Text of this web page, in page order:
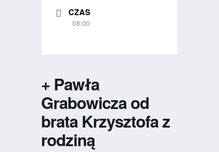
CZAS
08:00
+ Pawła
Grabowicza od
brata Krzysztofa z
rodziną